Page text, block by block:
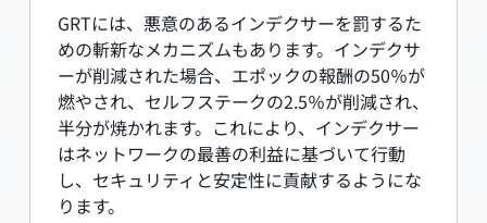
GRTには、悪意のあるインデクサーを罰​​するた
めの斬新なメカニズムもあります。インデクサ
ーが削減された場合、エポックの報酬の50％が
燃やされ、セルフステークの2.5％が削減され、
半分が焼かれます。これにより、インデクサー
はネットワークの最善の利益に基づいて行動
し、セキュリティと安定性に貢献するようにな
ります。